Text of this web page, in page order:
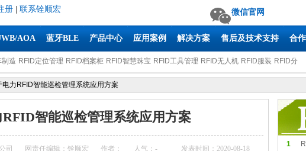
册 联系铨顺宏 微信官网
AOA 蓝牙BLE 产品中心 应用案例 解决方案 售后及技术支持 合
制造 RFID定位管理 RFID档案柜 RFID智慧珠宝 RFID工具管理 RFID无人机 RFID服装 RFID分
电力RFID智能巡检管理系统应用方案
智能巡检管理系统应用方案
司 网责任编辑：铨顺宏 作者： 人气： -
发表时间：2020-08-18
1